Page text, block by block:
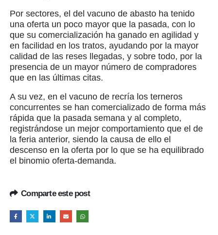
Por sectores, el del vacuno de abasto ha tenido
una oferta un poco mayor que la pasada, con lo
que su comercialización ha ganado en agilidad y
en facilidad en los tratos, ayudando por la mayor
calidad de las reses llegadas, y sobre todo, por la
presencia de un mayor número de compradores
que en las últimas citas.
A su vez, en el vacuno de recría los terneros
concurrentes se han comercializado de forma más
rápida que la pasada semana y al completo,
registrándose un mejor comportamiento que el de
la feria anterior, siendo la causa de ello el
descenso en la oferta por lo que se ha equilibrado
el binomio oferta-demanda.
Comparte este post